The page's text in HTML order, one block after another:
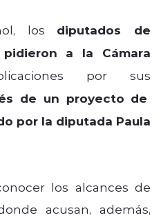
los diputados de
pidieron a la Cámara
por sus
de un proyecto de
por la diputada Paula
los alcances de
acusan, además,